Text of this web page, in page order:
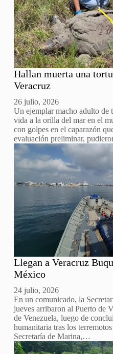
Hallan muerta una
Veracruz
26 julio, 2026
Un ejemplar macho adulto de
vida a la orilla del mar en el
con golpes en el caparazón
evaluación preliminar,
Llegan a Veracruz
México
24 julio, 2026
En un comunicado, la
jueves arribaron al Puerto de
de Venezuela, luego de
humanitaria tras los
Secretaría de Marina,…